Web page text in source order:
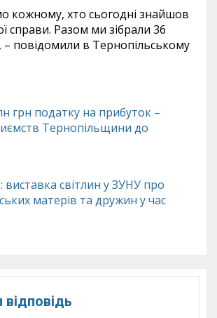
кожному, хто сьогодні знайшов
справи. Разом ми зібрали 36
– повідомили в Тернопільському
грн податку на прибуток –
Тернопільщини до
виставка світлин у ЗУНУ про
матерів та дружин у час